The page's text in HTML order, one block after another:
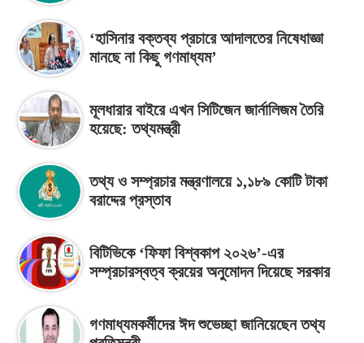
‘হাসিনার বক্তব্য প্রচারে আদালতের নিষেধাজ্ঞা
মানছে না কিছু গণমাধ্যম’
মূলধারার বাইরে এখন সিটিজেন জার্নালিজম তৈরি
হয়েছে: তথ্যমন্ত্রী
তথ্য ও সম্প্রচার মন্ত্রণালয়ে ১,১৮৯ কোটি টাকা
বরাদ্দের প্রস্তাব
বিটিভিকে ‘ফিফা বিশ্বকাপ ২০২৬’-এর
সম্প্রচারস্বত্ব ক্রয়ের অনুমোদন দিয়েছে সরকার
গণমাধ্যমকর্মীদের ঈদ শুভেচ্ছা জানিয়েছেন তথ্য